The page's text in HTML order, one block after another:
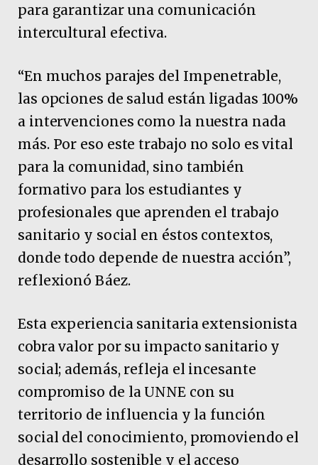
para garantizar una comunicación
intercultural efectiva.
“En muchos parajes del Impenetrable,
las opciones de salud están ligadas 100%
a intervenciones como la nuestra nada
más. Por eso este trabajo no solo es vital
para la comunidad, sino también
formativo para los estudiantes y
profesionales que aprenden el trabajo
sanitario y social en éstos contextos,
donde todo depende de nuestra acción”,
reflexionó Báez.
Esta experiencia sanitaria extensionista
cobra valor por su impacto sanitario y
social; además, refleja el incesante
compromiso de la UNNE con su
territorio de influencia y la función
social del conocimiento, promoviendo el
desarrollo sostenible y el acceso